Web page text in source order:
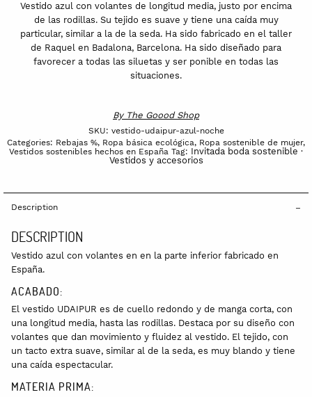
Vestido azul con volantes de longitud media, justo por encima
de las rodillas. Su tejido es suave y tiene una caída muy
particular, similar a la de la seda. Ha sido fabricado en el taller
de Raquel en Badalona, Barcelona. Ha sido diseñado para
favorecer a todas las siluetas y ser ponible en todas las
situaciones.
By The Goood Shop
SKU: vestido-udaipur-azul-noche
Categories: Rebajas %, Ropa básica ecológica, Ropa sostenible de mujer,
Vestidos sostenibles hechos en España Tag: Invitada boda sostenible ·
Vestidos y accesorios
Description
DESCRIPTION
Vestido azul con volantes en en la parte inferior fabricado en
España.
ACABADO:
El vestido UDAIPUR es de cuello redondo y de manga corta, con
una longitud media, hasta las rodillas. Destaca por su diseño con
volantes que dan movimiento y fluidez al vestido. El tejido, con
un tacto extra suave, similar al de la seda, es muy blando y tiene
una caída espectacular.
MATERIA PRIMA: